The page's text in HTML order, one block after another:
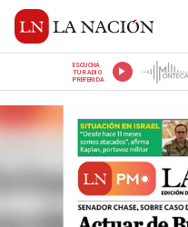
ESCUCHÁ
TU RADIO
PREFERIDA